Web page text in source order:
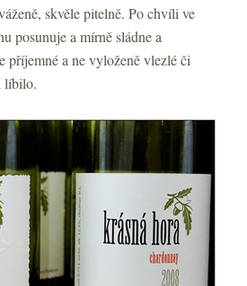
skvěle pitelně. Po chvíli ve
posunuje a mírně sládne a
příjemné a ne vyloženě vlezlé či
líbilo.